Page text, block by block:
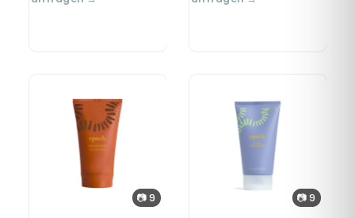
📷 9 📷 9